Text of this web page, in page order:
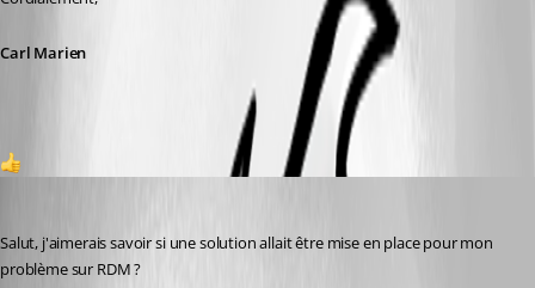
Carl Marien
Salut, j'aimerais savoir si une solution allait être mise en place pour mon
problème sur RDM ?